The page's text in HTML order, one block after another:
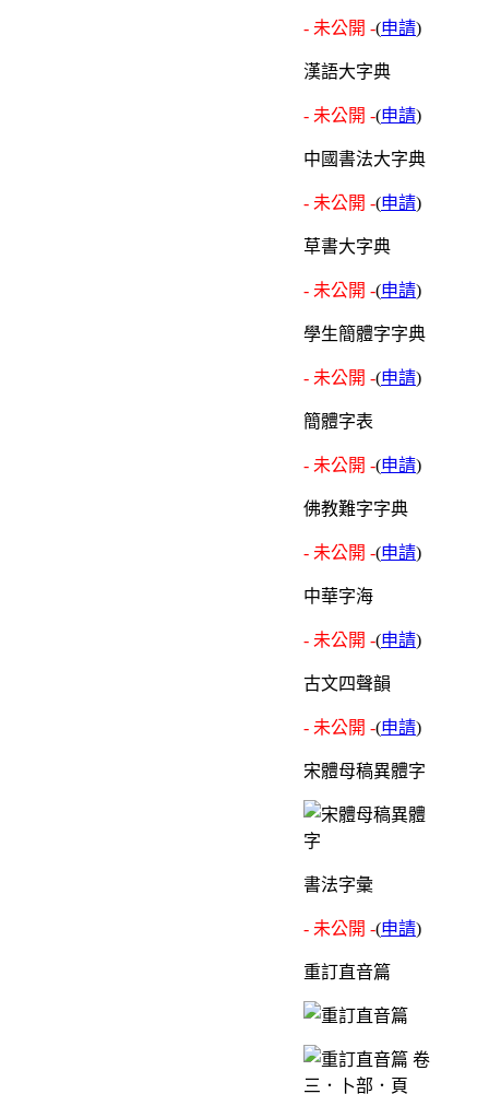
- 未公開 -(申請)
漢語大字典
- 未公開 -(申請)
中國書法大字典
- 未公開 -(申請)
草書大字典
- 未公開 -(申請)
學生簡體字字典
- 未公開 -(申請)
簡體字表
- 未公開 -(申請)
佛教難字字典
- 未公開 -(申請)
中華字海
- 未公開 -(申請)
古文四聲韻
- 未公開 -(申請)
宋體母稿異體字
書法字彙
- 未公開 -(申請)
重訂直音篇